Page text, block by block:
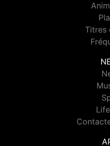
Titres